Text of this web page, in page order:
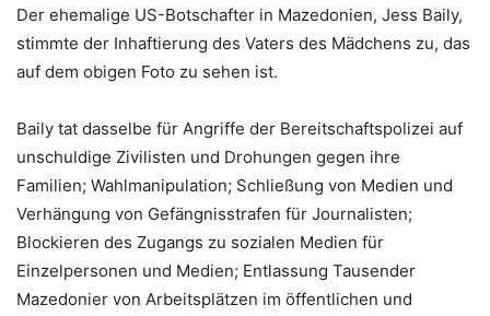
Der ehemalige US-Botschafter in Mazedonien, Jess Baily,
stimmte der Inhaftierung des Vaters des Mädchens zu, das
auf dem obigen Foto zu sehen ist.
Baily tat dasselbe für Angriffe der Bereitschaftspolizei auf
unschuldige Zivilisten und Drohungen gegen ihre
Familien; Wahlmanipulation; Schließung von Medien und
Verhängung von Gefängnisstrafen für Journalisten;
Blockieren des Zugangs zu sozialen Medien für
Einzelpersonen und Medien; Entlassung Tausender
Mazedonier von Arbeitsplätzen im öffentlichen und